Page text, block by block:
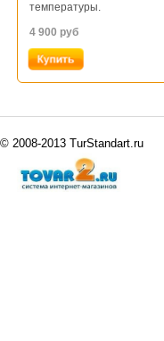
температуры.
4 900 руб
© 2008-2013 TurStandart.ru